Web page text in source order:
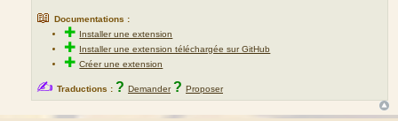
📖 Documentations :
✚ Installer une extension
✚ Installer une extension téléchargée sur GitHub
✚Créer une extension
✍ Traductions : ? Demander ? Proposer